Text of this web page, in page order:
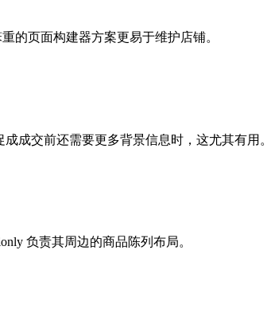
的页面构建器方案更易于维护店铺。
成交前还需要更多背景信息时，这尤其有用。
负责其周边的商品陈列布局。